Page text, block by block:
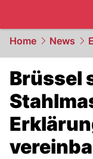
Home News
Brüssel